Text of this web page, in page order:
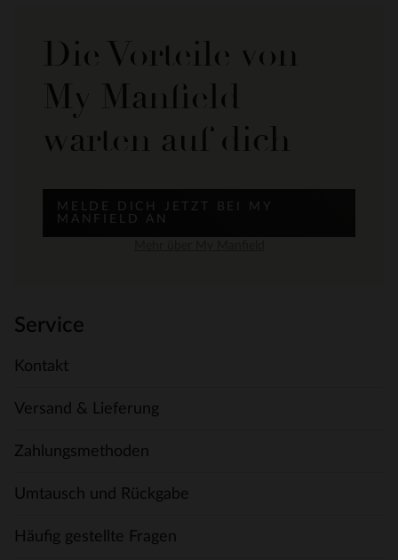
Die Vorteile von
My Manfield
warten auf dich
MELDE DICH JETZT BEI MY
MANFIELD AN
Service
Kontakt
Versand & Lieferung
Zahlungsmethoden
Umtausch und Rückgabe
Häufig gestellte Fragen